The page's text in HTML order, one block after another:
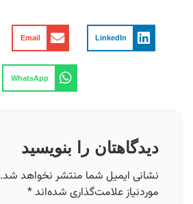
LinkedIn
Email
WhatsApp
دیدگاهتان را بنویسید
نشانی ایمیل شما منتشر نخواهد شد.
موردنیاز علامت‌گذاری شده‌اند*